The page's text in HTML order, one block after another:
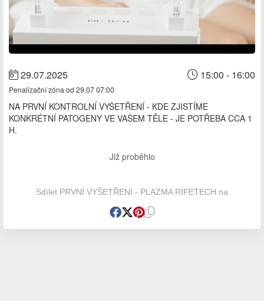
29.07.2025 15:00 - 16:00
Penalizační zóna od 29.07 07:00
NA PRVNÍ KONTROLNÍ VYŠETŘENÍ - KDE ZJISTÍME
KONKRÉTNÍ PATOGENY VE VAŠEM TĚLE - JE POTŘEBA CCA 1
H.
Již proběhlo
Sdílet PRVNÍ VYŠETŘENÍ - PLAZMA RIFETECH na